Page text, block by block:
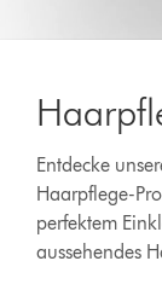
Entdecke
Haarpflege-
perfektem
aussehendes